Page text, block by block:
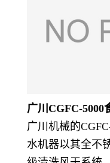
广川CGFC-5000
广川机械的
水机器以其全不